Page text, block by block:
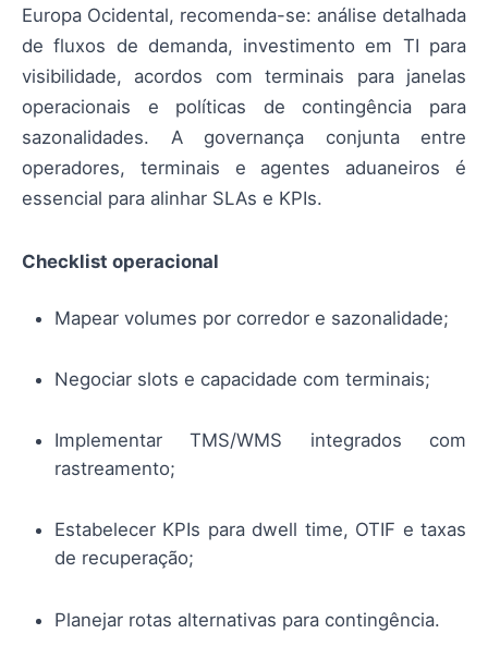
Europa Ocidental, recomenda-se: análise detalhada
de fluxos de demanda, investimento em TI para
visibilidade, acordos com terminais para janelas
operacionais e políticas de contingência para
sazonalidades. A governança conjunta entre
operadores, terminais e agentes aduaneiros é
essencial para alinhar SLAs e KPIs.
Checklist operacional
Mapear volumes por corredor e sazonalidade;
Negociar slots e capacidade com terminais;
Implementar TMS/WMS integrados com
rastreamento;
Estabelecer KPIs para dwell time, OTIF e taxas
de recuperação;
Planejar rotas alternativas para contingência.